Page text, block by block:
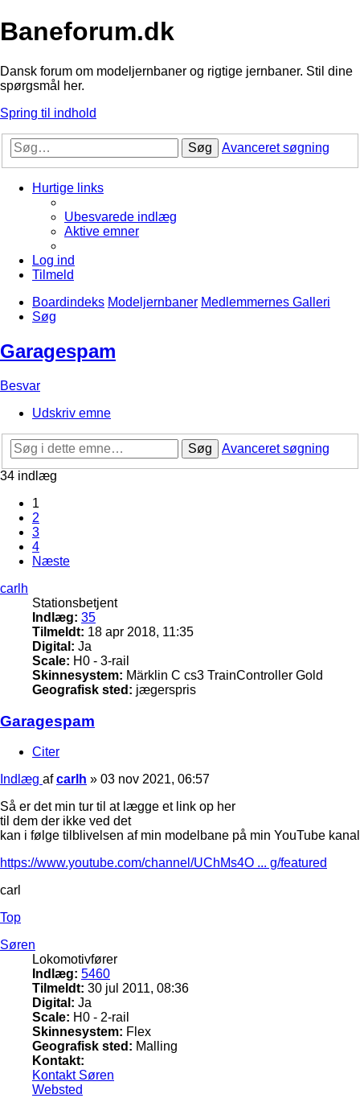
Baneforum.dk
Dansk forum om modeljernbaner og rigtige jernbaner. Stil dine
spørgsmål her.
Spring til indhold
Søg Avanceret søgning
Hurtige links
Ubesvarede indlæg
Aktive emner
Log ind
Tilmeld
Boardindeks Modeljernbaner Medlemmernes Galleri
Søg
Garagespam
Besvar
Udskriv emne
Søg
Avanceret søgning
34 indlæg
1
2
3
4
Næste
carlh
Stationsbetjent
Indlæg: 35
Tilmeldt: 18 apr 2018, 11:35
Digital: Ja
Scale: H0 - 3-rail
Skinnesystem: Märklin C cs3 TrainController Gold
Geografisk sted: jægerspris
Garagespam
Citer
Indlæg afcarlh » 03 nov 2021, 06:57
Så er det min tur til at lægge et link op her
til dem der ikke ved det
kan i følge tilblivelsen af min modelbane på min YouTube kanal
https://www.youtube.com/channel/UChMs4O ... g/featured
carl
Top
Søren
Lokomotivfører
Indlæg: 5460
Tilmeldt: 30 jul 2011, 08:36
Digital: Ja
Scale: H0 - 2-rail
Skinnesystem: Flex
Geografisk sted: Malling
Kontakt:
Kontakt Søren
Websted